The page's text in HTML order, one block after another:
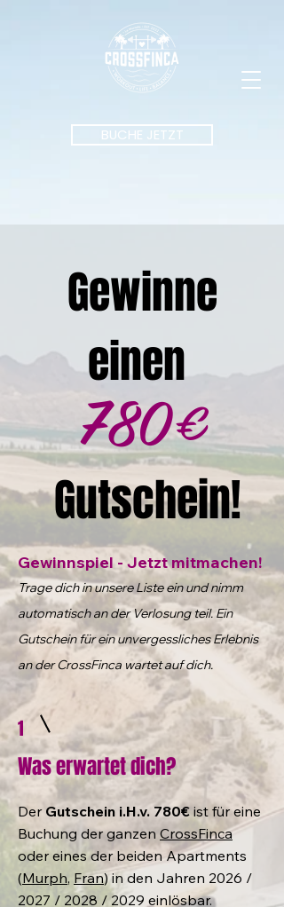
BUCHE JETZT
Gewinne
einen
Gutschein!
780€
Gewinnspiel - Jetzt mitmachen!
Trage dich in unsere Liste ein und nimm
automatisch an der Verlosung teil. Ein
Gutschein für ein unvergessliches Erlebnis
an der CrossFinca wartet auf dich.
1
Was erwartet dich?
Der Gutschein i.H.v. 780€ist für eine
Buchung der ganzen CrossFinca
oder eines der beiden Apartments
(Murph, Fran) in den Jahren 2026 /
2027 / 2028 / 2029 einlösbar.